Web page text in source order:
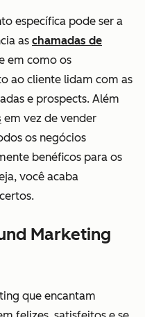
específica pode ser a
as chamadas de
em como os
ao cliente lidam com as
e prospects. Além
em vez de vender
os negócios
benéficos para os
você acaba
Marketing
que encantam